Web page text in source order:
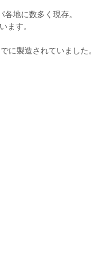
地に数多く現存。
ます。
に製造されていました